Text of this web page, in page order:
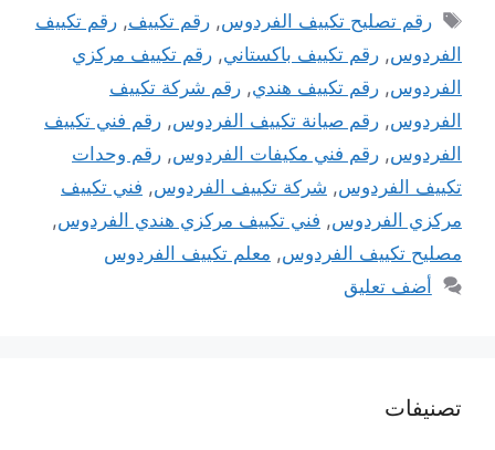
الوسوم
رقم تصليح تكييف الفردوس,رقم تكييف,رقم تكييف
الفردوس, رقم تكييف باكستاني, رقم تكييف مركزي
الفردوس, رقم تكييف هندي, رقم شركة تكييف
الفردوس, رقم صيانة تكييف الفردوس, رقم فني تكييف
الفردوس, رقم فني مكيفات الفردوس, رقم وحدات
تكييف الفردوس, شركة تكييف الفردوس, فني تكييف
مركزي الفردوس, فني تكييف مركزي هندي الفردوس,
مصليح تكييف الفردوس, معلم تكييف الفردوس
أضف تعليق
تصنيفات